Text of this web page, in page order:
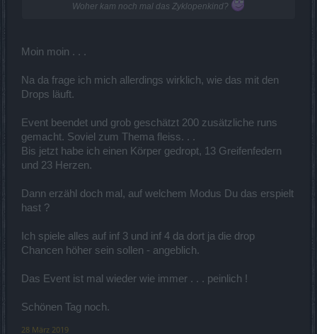
Woher kam noch mal das Zyklopenkind?
Moin moin . . .
Na da frage ich mich allerdings wirklich, wie das mit den
Drops läuft.
Event beendet und grob geschätzt 200 zusätzliche runs
gemacht. Soviel zum Thema fleiss. . .
Bis jetzt habe ich einen Körper gedropt, 13 Greifenfedern
und 23 Herzen.
Dann erzähl doch mal, auf welchem Modus Du das erspielt
hast ?
Ich spiele alles auf inf 3 und inf 4 da dort ja die drop
Chancen höher sein sollen - angeblich.
Das Event ist mal wieder wie immer . . . peinlich !
Schönen Tag noch.
28 März 2019